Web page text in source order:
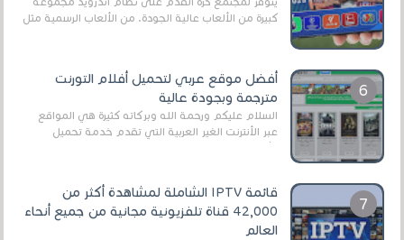
كبيرة من الألعاب عالية الجودة. من الألعاب الرسمية مثل
أفضل موقع عربي لتحميل أفلام التورنت
مترجمة وبجودة عالية
السلام عليكم ورحمة الله وبركاته كثيرة هي المواقع
عبر الأنترنت الغير العربية التي تقدم خدمة تحميل
قائمة IPTV الشاملة لمشاهدة أكثر من
42,000 قناة تلفزيونية مجانية من جميع أنحاء
العالم